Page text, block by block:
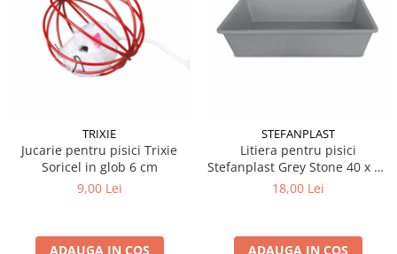
TRIXIE
Jucarie pentru pisici Trixie
Soricel in glob 6 cm
9,00 Lei
ADAUGA IN COS
STEFANPLAST
Litiera pentru pisici
Stefanplast Grey Stone 40 x 30
x 10 cm
18,00 Lei
ADAUGA IN COS